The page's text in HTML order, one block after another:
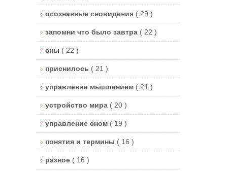
осознанные сновидения ( 29 )
запомни что было завтра ( 22 )
сны ( 22 )
приснилось ( 21 )
управление мышлением ( 21 )
устройство мира ( 20 )
управление сном ( 19 )
понятия и термины ( 16 )
разное ( 16 )